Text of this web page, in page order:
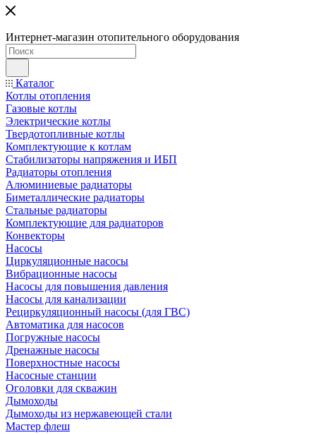
Интернет-магазин отопительного оборудования
Каталог
Котлы отопления
Газовые котлы
Электрические котлы
Твердотопливные котлы
Комплектующие к котлам
Стабилизаторы напряжения и ИБП
Радиаторы отопления
Алюминиевые радиаторы
Биметаллические радиаторы
Стальные радиаторы
Комплектующие для радиаторов
Конвекторы
Насосы
Циркуляционные насосы
Вибрационные насосы
Насосы для повышения давления
Насосы для канализации
Рециркуляционный насосы (для ГВС)
Автоматика для насосов
Погружные насосы
Дренажные насосы
Поверхностные насосы
Насосные станции
Оголовки для скважин
Дымоходы
Дымоходы из нержавеющей стали
Мастер флеш